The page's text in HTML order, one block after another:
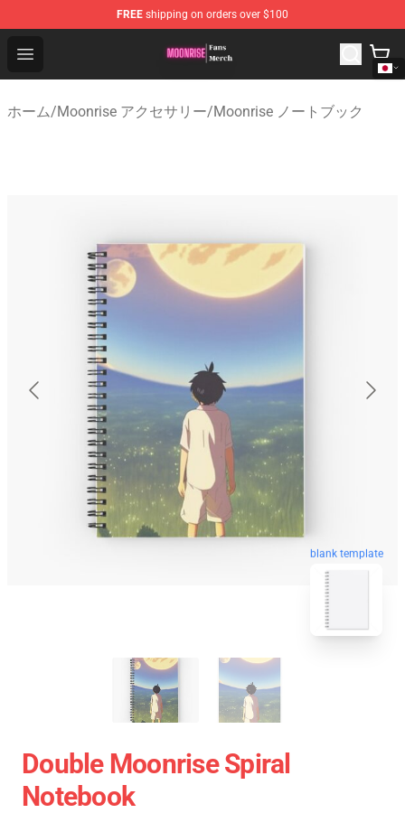
FREE shipping on orders over $100
Open menu
Moonrise Store - Official Moonrise Merchandise Shop
ホーム/Moonrise アクセサリー/Moonrise ノートブック
blank template
Double Moonrise Spiral
Notebook